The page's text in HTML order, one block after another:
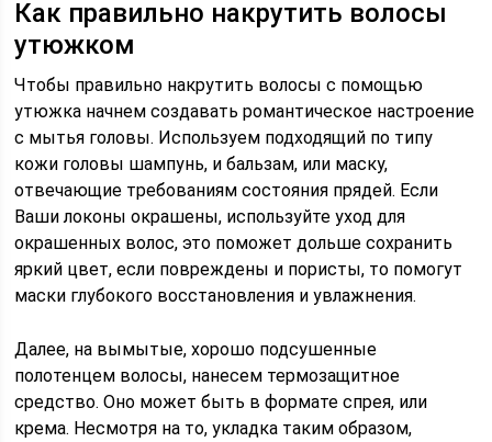
Как правильно накрутить волосы
утюжком
Чтобы правильно накрутить волосы с помощью
утюжка начнем создавать романтическое настроение
с мытья головы. Используем подходящий по типу
кожи головы шампунь, и бальзам, или маску,
отвечающие требованиям состояния прядей. Если
Ваши локоны окрашены, используйте уход для
окрашенных волос, это поможет дольше сохранить
яркий цвет, если повреждены и пористы, то помогут
маски глубокого восстановления и увлажнения.
Далее, на вымытые, хорошо подсушенные
полотенцем волосы, нанесем термозащитное
средство. Оно может быть в формате спрея, или
крема. Несмотря на то, укладка таким образом,